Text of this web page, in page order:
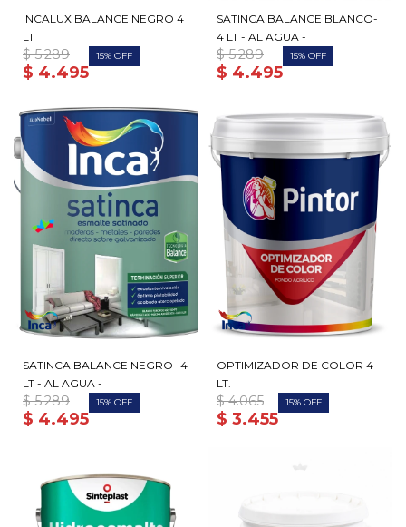
INCALUX BALANCE NEGRO 4
LT
$ 4.495
$ 5.289 15
SATINCA BALANCE BLANCO-
4 LT - AL AGUA -
$ 4.495
$ 5.289 15
SATINCA BALANCE NEGRO- 4
LT - AL AGUA -
$ 4.495
$ 5.289 15
OPTIMIZADOR DE COLOR 4
LT.
$ 3.455
$ 4.065 15